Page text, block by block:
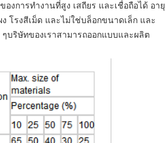
การทำงานที่สูง เสถียร และเชื่อถือได้ อายุ
โรงสีเม็ด และไม่ใช่บล็อกขนาดเล็ก และ
บริษัทของเราสามารถออกแบบและผลิต